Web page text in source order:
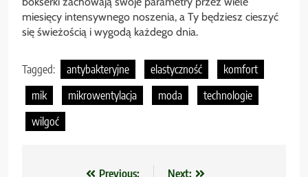
miesięcy intensywnego noszenia, a Ty będziesz cieszyć
się świeżością i wygodą każdego dnia.
Tagged: antybakteryjne elastyczność
komfort
mik
mikrowentylacja moda
technologie
wilgoć
Previous:
Next: